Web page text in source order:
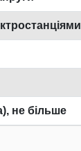
не більше